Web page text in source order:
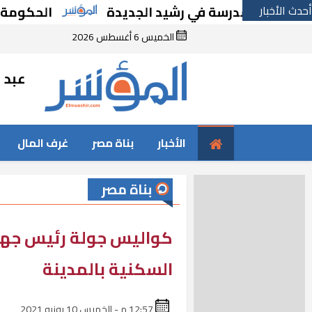
أحدث الأخبار
مدرسة في رشيد الجديدة الحكومة تقر
الخميس 6 أغسطس 2026
الأخبار بناة مصر غرف المال
بناة مصر
كواليس جولة رئيس
السكنية بالمدينة